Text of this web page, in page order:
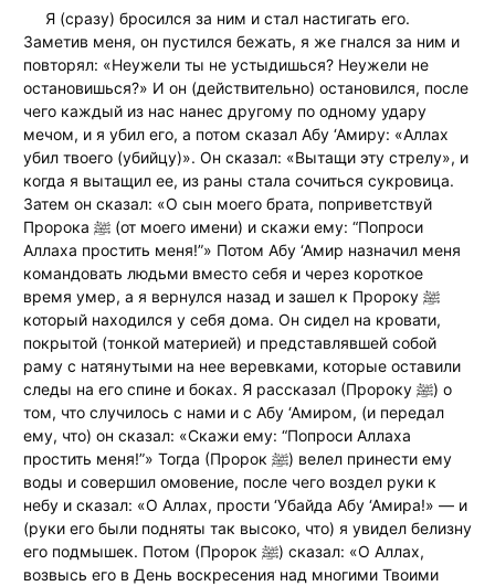
Я (сразу) бросился за ним и стал настигать его.
Заметив меня, он пустился бежать, я же гнался за ним и
повторял: «Неужели ты не устыдишься? Неужели не
остановишься?» И он (действительно) остановился, после
чего каждый из нас нанес другому по одному удару
мечом, и я убил его, а потом сказал Абу ‘Амиру: «Аллах
убил твоего (убийцу)». Он сказал: «Вытащи эту стрелу», и
когда я вытащил ее, из раны стала сочиться сукровица.
Затем он сказал: «О сын моего брата, поприветствуй
Пророка ﷺ (от моего имени) и скажи ему: “Попроси
Аллаха простить меня!”» Потом Абу ‘Амир назначил меня
командовать людьми вместо себя и через короткое
время умер, а я вернулся назад и зашел к Пророку ﷺ
который находился у себя дома. Он сидел на кровати,
покрытой (тонкой материей) и представлявшей собой
раму с натянутыми на нее веревками, которые оставили
следы на его спине и боках. Я рассказал (Пророку ﷺ) о
том, что случилось с нами и с Абу ‘Амиром, (и передал
ему, что) он сказал: «Скажи ему: “Попроси Аллаха
простить меня!”» Тогда (Пророк ﷺ) велел принести ему
воды и совершил омовение, после чего воздел руки к
небу и сказал: «О Аллах, прости ‘Убайда Абу ‘Амира!» — и
(руки его были подняты так высоко, что) я увидел белизну
его подмышек. Потом (Пророк ﷺ) сказал: «О Аллах,
возвысь его в День воскресения над многими Твоими